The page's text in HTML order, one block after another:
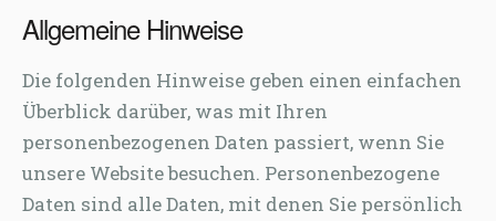
Allgemeine Hinweise
Die folgenden Hinweise geben einen einfachen
Überblick darüber, was mit Ihren
personenbezogenen Daten passiert, wenn Sie
unsere Website besuchen. Personenbezogene
Daten sind alle Daten, mit denen Sie persönlich